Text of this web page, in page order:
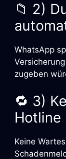
📁 2)
WhatsApp
zugeben
🔁 3)
Hotline
Keine